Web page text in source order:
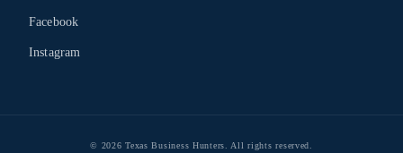
Facebook
Instagram
© 2026 Texas Business Hunters. All rights reserved.